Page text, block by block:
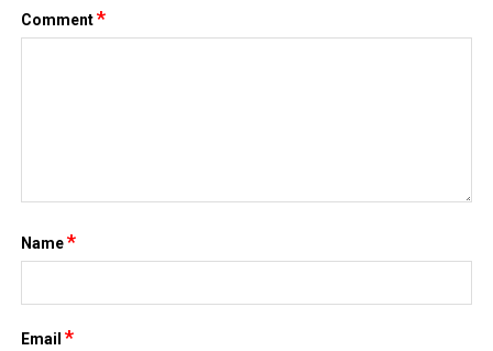
Comment*
Name*
Email*